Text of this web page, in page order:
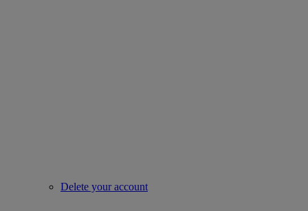
Delete your account